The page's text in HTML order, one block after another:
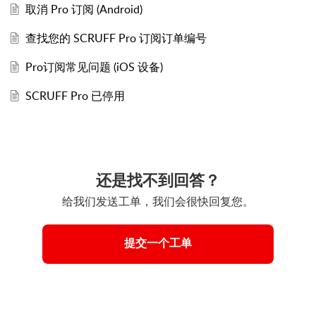
取消 Pro 订阅 (Android)
查找您的 SCRUFF Pro 订阅订单编号
Pro订阅常见问题 (iOS 设备)
SCRUFF Pro 已停用
还是找不到回答？
给我们发送工单，我们会很快回复您。
提交一个工单